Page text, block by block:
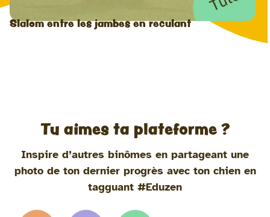
Slalom entre les jambes en reculant
Tu aimes ta plateforme ?
Inspire d’autres binômes en partageant une
photo de ton dernier progrès avec ton chien en
tagguant #Eduzen